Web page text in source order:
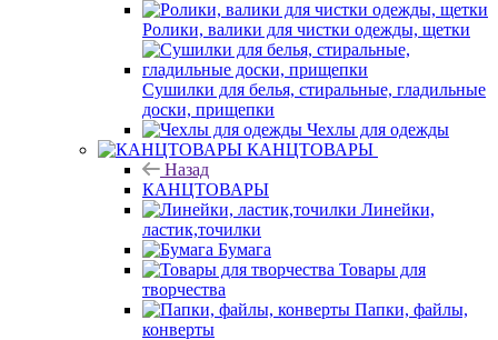
Ролики, валики для чистки одежды, щетки
Сушилки для белья, стиральные, гладильные
доски, прищепки
Чехлы для одежды
КАНЦТОВАРЫ
Назад
КАНЦТОВАРЫ
Линейки,
ластик,точилки
Бумага
Товары для
творчества
Папки, файлы,
конверты